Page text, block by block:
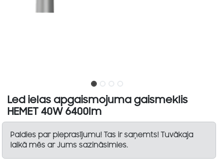
Led ielas apgaismojuma gaismeklis
HEMET 40W 6400lm
Paldies par pieprasījumu! Tas ir saņemts! Tuvākaja
laikā mēs ar Jums sazināsimies.